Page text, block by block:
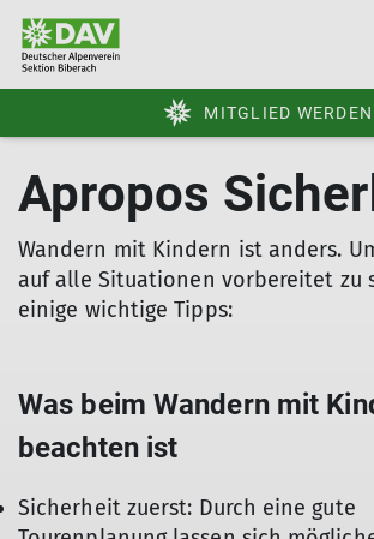
MITGLIED WERDEN
Apropos
Wandern mit Kindern ist anders.
auf alle Situationen vorbereitet zu
einige wichtige Tipps:
Was beim Wandern mit
beachten ist
Sicherheit zuerst: Durch eine gute